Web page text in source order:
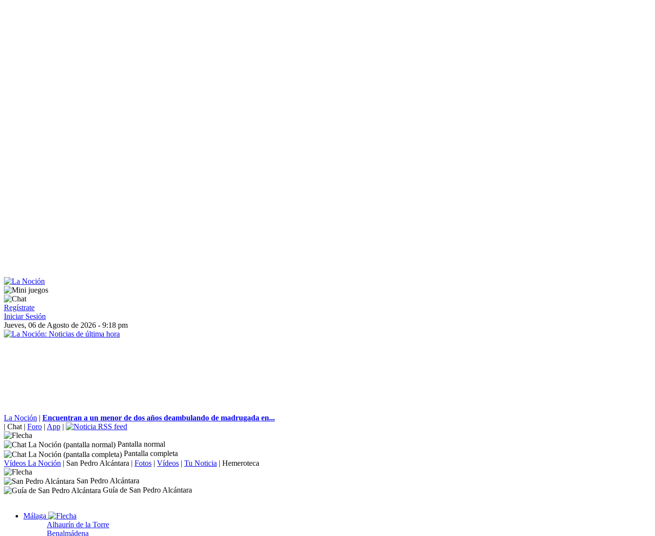
Regístrate
Iniciar Sesión
Jueves, 06 de Agosto de 2026 - 9:18 pm
La Noción | Encuentran a un menor de dos años deambulando de madrugada en...
| Chat | Foro | App |
Pantalla normal
Pantalla completa
Vídeos La Noción | San Pedro Alcántara | Fotos | Vídeos | Tu Noticia | Hemeroteca
San Pedro Alcántara
Guía de San Pedro Alcántara
Málaga
Alhaurín de la Torre
Benalmádena